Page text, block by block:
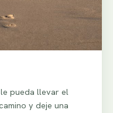
pueda llevar el
y deje una